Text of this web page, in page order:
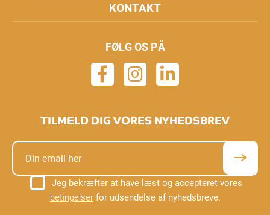
KONTAKT
FØLG OS PÅ
TILMELD DIG VORES NYHEDSBREV
Jeg bekræfter at have læst og accepteret vores
betingelserfor udsendelse af nyhedsbreve.